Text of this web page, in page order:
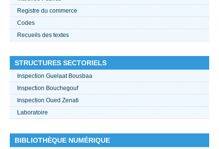
Registre du commerce
Codes
Recueils des textes
STRUCTURES SECTORIELS
Inspection Guelaat Bousbaa
Inspection Bouchegouf
Inspection Oued Zenati
Laboratoire
BIBLIOTHÈQUE NUMÉRIQUE